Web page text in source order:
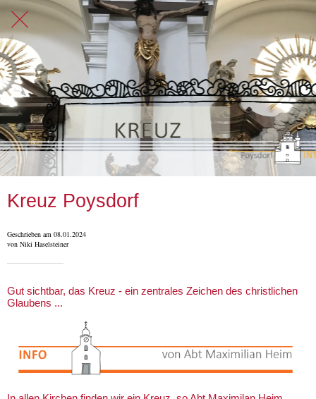
Kreuz Poysdorf
Geschrieben am 08.01.2024
von Niki Haselsteiner
Gut sichtbar, das Kreuz - ein zentrales Zeichen des christlichen
Glaubens ...